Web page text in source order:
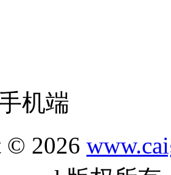
机端
© 2026